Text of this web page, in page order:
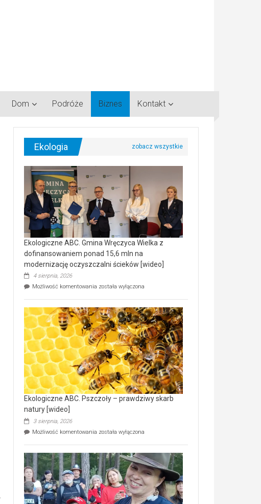
Dom Podróże Biznes Kontakt
Ekologia
Ekologiczne ABC. Gmina Wręczyca Wielka z
dofinansowaniem ponad 15,6 mln na
modernizację oczyszczalni ścieków [wideo]
4 sierpnia, 2026
Możliwość komentowania Ekologiczne
Wręczyca
Wielka
z
dofinansowaniem
ponad
15,6
mln
na
modernizację
oczyszczalni
ścieków
[wideo]
została wyłączona
Ekologiczne ABC. Pszczoły – prawdziwy skarb
natury [wideo]
3 sierpnia, 2026
Możliwość komentowania Ekologiczne
–
prawdziwy
skarb
natury
[wideo]
została wyłączona